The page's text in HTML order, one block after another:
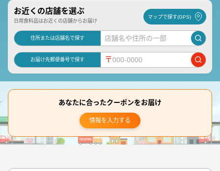
お近くの店舗を選ぶ
日用食料品はお近くの店舗からお届け
マップで探す(GPS)
住所または店舗名で探す
お届け先郵便番号で探す 〒
あなたに合ったクーポンをお届け
情報を入力する